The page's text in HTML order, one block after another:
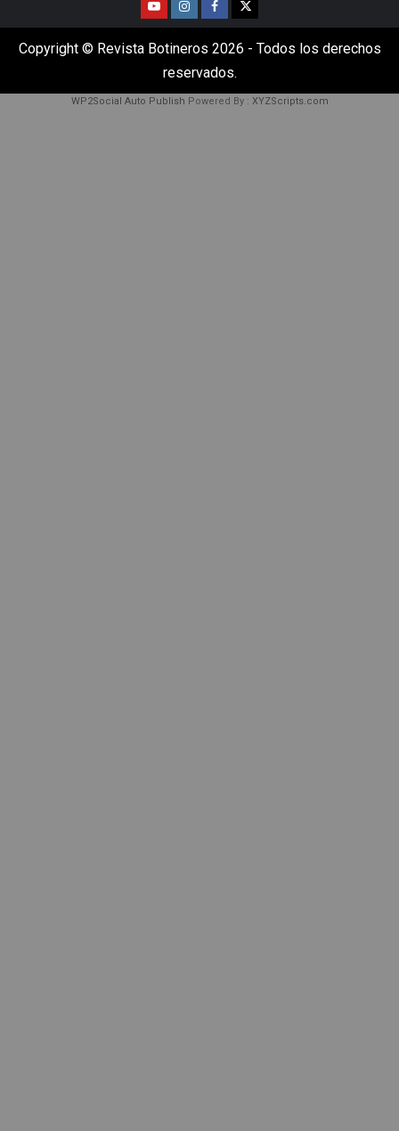
Copyright © Revista Botineros 2026 - Todos los derechos
reservados.
WP2Social Auto Publish Powered By : XYZScripts.com